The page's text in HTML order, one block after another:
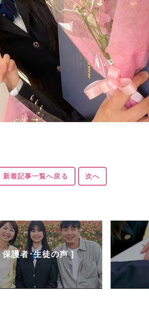
新着記事一覧へ戻る 次へ
保護者･生徒の声 ]